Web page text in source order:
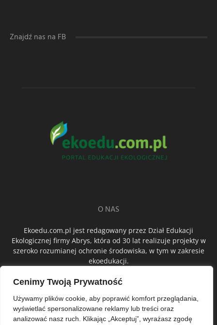
Cenimy Twoją Prywatność
Używamy plików cookie, aby poprawić komfort przeglądania,
wyświetlać spersonalizowane reklamy lub treści oraz
analizować nasz ruch. Klikając „Akceptuj”, wyrażasz zgodę
Znajdź nas na FB
O NAS
Ekoedu.com.pl jest redagowany przez Dział Edukacji
Ekologicznej firmy Abrys, która od 30 lat realizuje projekty w
szeroko rozumianej ochronie środowiska, w tym w zakresie
ekoedukacji.
ŚLEDŹ NAS